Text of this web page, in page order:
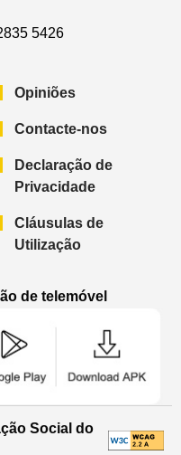
5426
Opiniões
Contacte-nos
Declaração de
Privacidade
Cláusulas de
Utilização
de telemóvel
Social do